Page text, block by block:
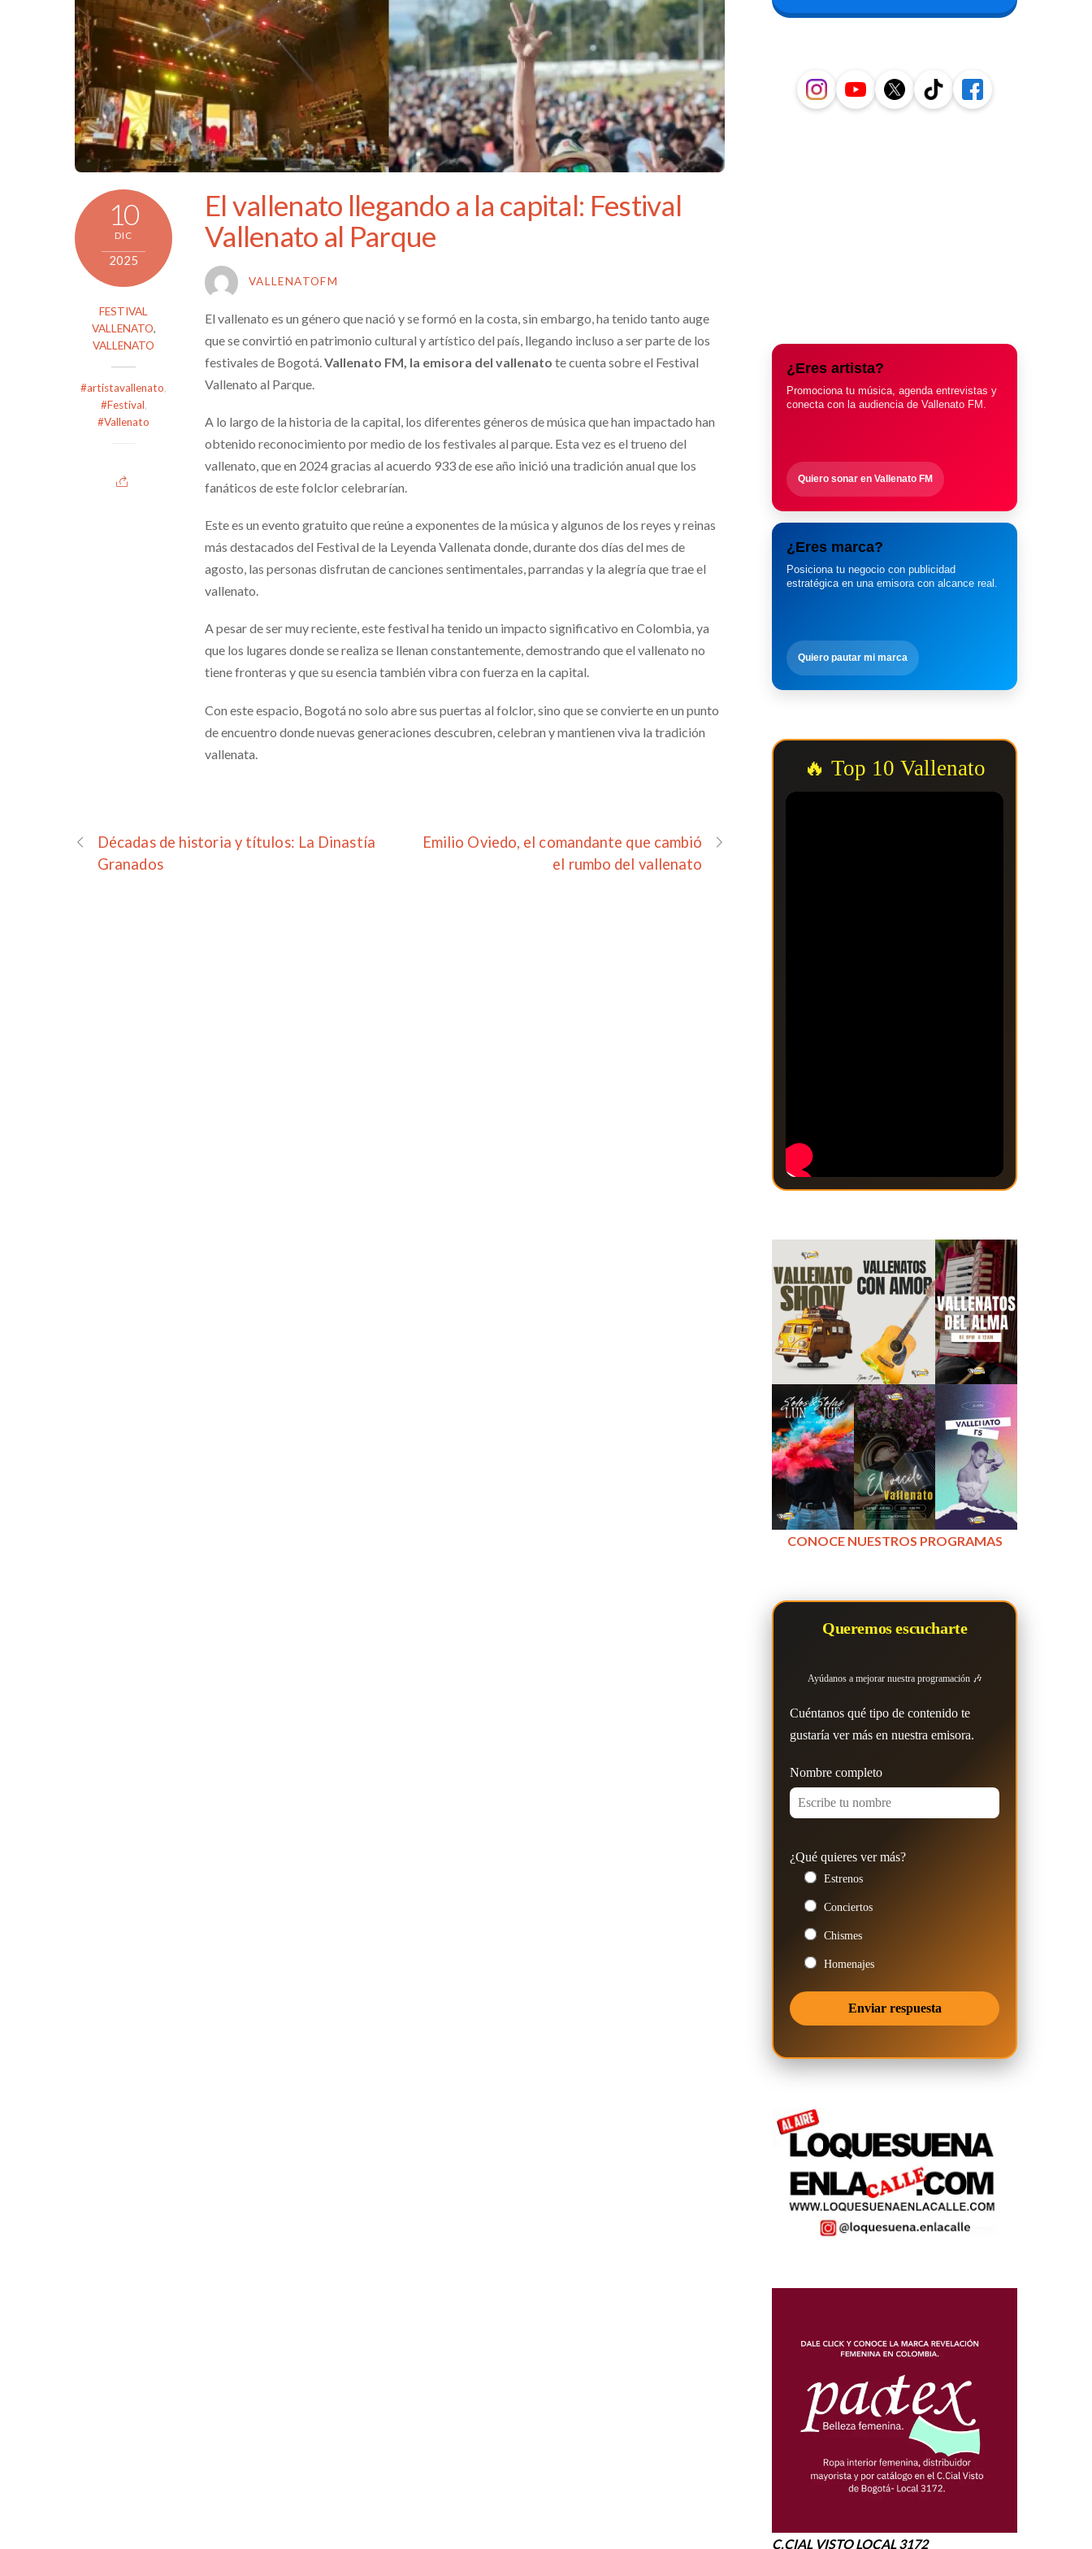
10
DIC
2025
FESTIVAL
VALLENATO,
VALLENATO
#artistavallenato,
#Festival,
#Vallenato
El vallenato llegando a la capital: Festival
Vallenato al Parque
VALLENATOFM
El vallenato es un género que nació y se formó en la costa, sin embargo, ha tenido tanto auge
que se convirtió en patrimonio cultural y artístico del país, llegando incluso a ser parte de los
festivales de Bogotá.Vallenato FM, la emisora del vallenato te cuenta sobre el Festival
Vallenato al Parque.
A lo largo de la historia de la capital, los diferentes géneros de música que han impactado han
obtenido reconocimiento por medio de los festivales al parque. Esta vez es el trueno del
vallenato, que en 2024 gracias al acuerdo 933 de ese año inició una tradición anual que los
fanáticos de este folclor celebrarían.
Este es un evento gratuito que reúne a exponentes de la música y algunos de los reyes y reinas
más destacados del Festival de la Leyenda Vallenata donde, durante dos días del mes de
agosto, las personas disfrutan de canciones sentimentales, parrandas y la alegría que trae el
vallenato.
A pesar de ser muy reciente, este festival ha tenido un impacto significativo en Colombia, ya
que los lugares donde se realiza se llenan constantemente, demostrando que el vallenato no
tiene fronteras y que su esencia también vibra con fuerza en la capital.
Con este espacio, Bogotá no solo abre sus puertas al folclor, sino que se convierte en un punto
de encuentro donde nuevas generaciones descubren, celebran y mantienen viva la tradición
vallenata.
Décadas de historia y títulos: La Dinastía
Granados
Emilio Oviedo, el comandante que cambió
el rumbo del vallenato
¿Eres artista?
Promociona tu música, agenda entrevistas y
conecta con la audiencia de Vallenato FM.
Quiero sonar en Vallenato FM
¿Eres marca?
Posiciona tu negocio con publicidad
estratégica en una emisora con alcance real.
Quiero pautar mi marca
🔥 Top 10 Vallenato
CONOCE NUESTROS PROGRAMAS
Queremos escucharte
Ayúdanos a mejorar nuestra programación 🎶
Cuéntanos qué tipo de contenido te
gustaría ver más en nuestra emisora.
Nombre completo
¿Qué quieres ver más?
Estrenos
Conciertos
Chismes
Homenajes
C.CIAL VISTO LOCAL 3172